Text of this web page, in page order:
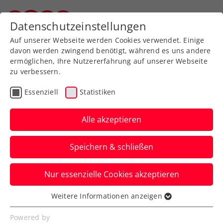
Zurück zur Newsübersicht
Turniere
Dritter Streich von Felix
Neudörfl, St. Margarethen, Dietach
Verfasst von: Andreas Leber, 12.08.2020
Datenschutzeinstellungen
Auf unserer Webseite werden Cookies verwendet. Einige
davon werden zwingend benötigt, während es uns andere
ermöglichen, Ihre Nutzererfahrung auf unserer Webseite
zu verbessern.
Essenziell Statistiken
Alle akzeptieren
Speichern & schließen
Nur essenzielle Cookies akzeptieren
Essenziell
Essenzielle Cookies werden für grundlegende
Weitere Informationen anzeigen
Powered by